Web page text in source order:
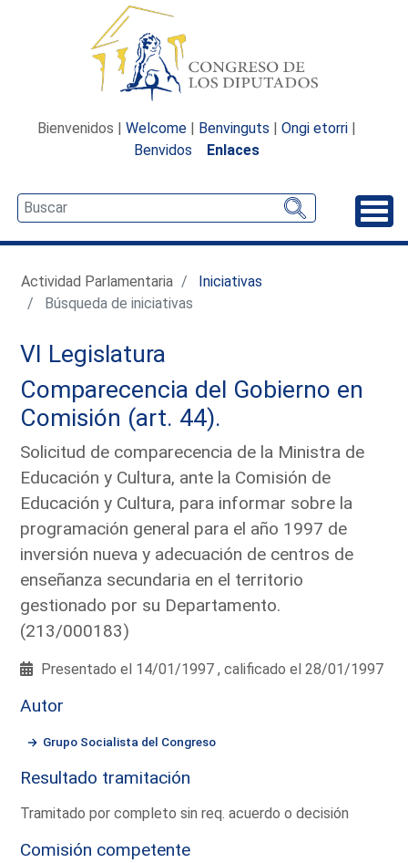
Bienvenidos | Welcome | Benvinguts | Ongi etorri |
Benvidos
Enlaces
Actividad Parlamentaria
Iniciativas
Búsqueda de iniciativas
VI Legislatura
Comparecencia del Gobierno en
Comisión (art. 44).
Solicitud de comparecencia de la Ministra de
Educación y Cultura, ante la Comisión de
Educación y Cultura, para informar sobre la
programación general para el año 1997 de
inversión nueva y adecuación de centros de
enseñanza secundaria en el territorio
gestionado por su Departamento.
(213/000183)
Presentado el 14/01/1997 , calificado el 28/01/1997
Autor
Grupo Socialista del Congreso
Resultado tramitación
Tramitado por completo sin req. acuerdo o decisión
Comisión competente